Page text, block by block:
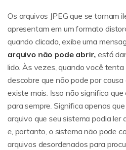
Os arquivos JPEG que se tornam
apresentam em um formato
quando clicado, exibe uma
arquivo não pode abrir, está
lido. Às vezes, quando você tenta
descobre que não pode por
existe mais. Isso não significa
para sempre. Significa apenas
arquivo que seu sistema podia ler
e, portanto, o sistema não pode
arquivos desordenados para